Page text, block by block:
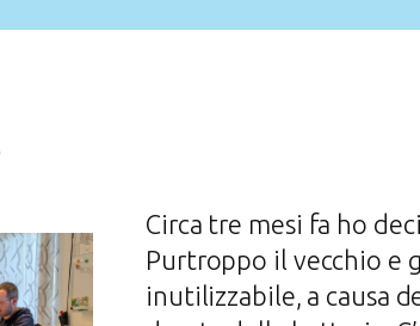
Circa tre mesi fa ho
Purtroppo il vecchio e
inutilizzabile, a causa